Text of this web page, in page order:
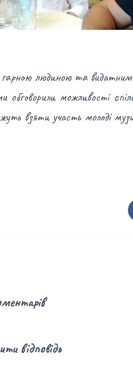
людиною та
можливості
взяти участь молоді
відповідь